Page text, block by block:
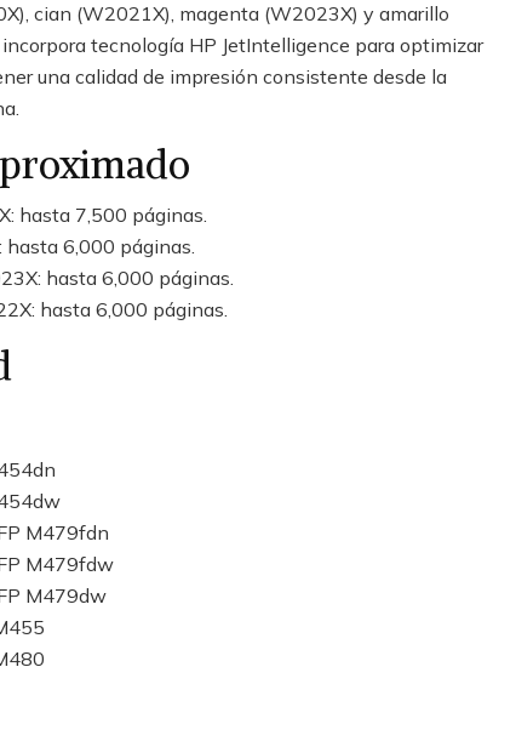
cian (W2021X), magenta (W2023X) y amarillo
tecnología HP JetIntelligence para optimizar
una calidad de impresión consistente desde la
hasta 7,500 páginas.
6,000 páginas.
hasta 6,000 páginas.
hasta 6,000 páginas.
M479fdn
M479fdw
M479dw